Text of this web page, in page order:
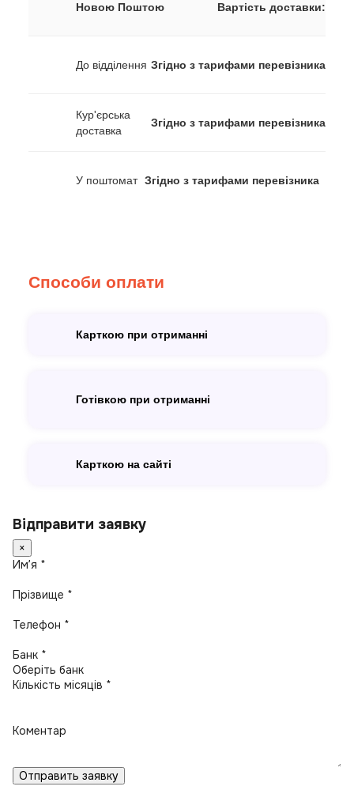
Новою Поштою Вартість доставки:
До відділення Згідно з тарифами перевізника
Кур'єрська
доставка
Згідно з тарифами перевізника
У поштомат Згідно з тарифами перевізника
Способи оплати
Карткою при отриманні
Готівкою при отриманні
Карткою на сайті
Відправити заявку
×
Имʼя *
Прізвище *
Телефон *
Банк *
Кількість місяців *
Коментар
Отправить заявку